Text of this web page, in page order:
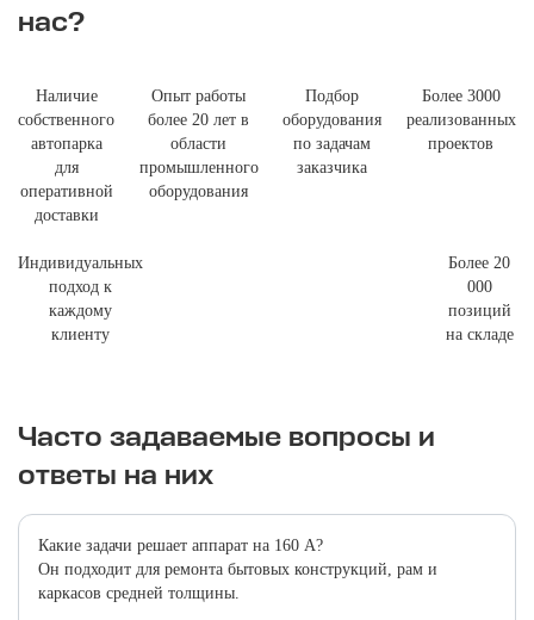
нас?
Наличие
собственного
автопарка
для
оперативной
доставки
Опыт работы
более 20 лет в
области
промышленного
оборудования
Подбор
оборудования
по задачам
заказчика
Более 3000
реализованных
проектов
Индивидуальных
подход к
каждому
клиенту
Более 20
000
позиций
на складе
Часто задаваемые вопросы и
ответы на них
Какие задачи решает аппарат на 160 А?
Он подходит для ремонта бытовых конструкций, рам и
каркасов средней толщины.